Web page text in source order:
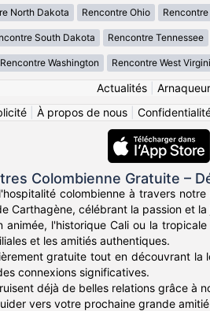
North Dakota Rencontre Ohio
South Dakota Rencontre Tennessee
Rencontre Washington Rencontre West
Actualités|
| À propos de nous|
Colombienne Gratuite –
colombienne à travers
Carthagène, célébrant la passion et
animée, l'historique Cali ou la
et les amitiés authentiques.
gratuite tout en découvrant
connexions significatives.
déjà de belles relations grâce à
vers votre prochaine grande